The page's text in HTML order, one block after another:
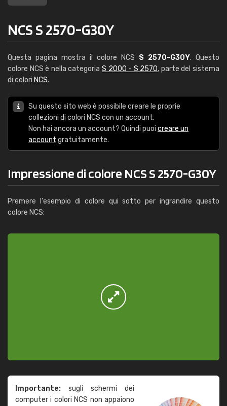
NCS S 2570-G30Y
Questa pagina mostra il colore NCS S 2570-G30Y. Questo
colore NCS è nella categoria S 2000 - S 2570, parte del sistema
di colori NCS.
Su questo sito web è possibile creare le proprie
collezioni di colori NCS con un account.
Non hai ancora un account? Quindi puoi creare un
account gratuitamente.
Impressione di colore NCS S 2570-G30Y
Premere l'esempio di colore qui sotto per ingrandire questo
colore NCS:
Importante: sugli schermi dei
computer i colori NCS non appaiono